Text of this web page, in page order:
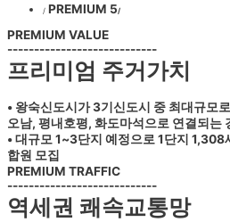
/ PREMIUM 5/
PREMIUM VALUE
----------------------------
프리미엄 주거가치
• 왕숙신도시가 3기신도시 중 최대규모
오남, 평내호평, 화도마석으로 연결되는
• 대규모 1~3단지 예정으로 1단지
합원 모집
PREMIUM TRAFFIC
----------------------------
역세권 쾌속교통망